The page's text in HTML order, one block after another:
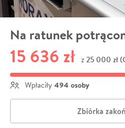
Na ratunek
15 636 zł z 25 000 zł
Wpłaciły 494 osoby
Zbiórka